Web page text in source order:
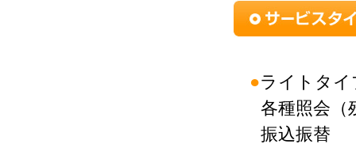
●ライトタイ
各種照会（
振込振替